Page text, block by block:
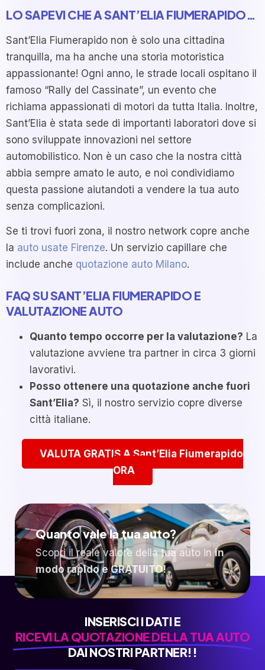
LO SAPEVI CHE A SANT’ELIA FIUMERAPIDO…
Sant’Elia Fiumerapido non è solo una cittadina
tranquilla, ma ha anche una storia motoristica
appassionante! Ogni anno, le strade locali ospitano il
famoso “Rally del Cassinate”, un evento che
richiama appassionati di motori da tutta Italia. Inoltre,
Sant’Elia è stata sede di importanti laboratori dove si
sono sviluppate innovazioni nel settore
automobilistico. Non è un caso che la nostra città
abbia sempre amato le auto, e noi condividiamo
questa passione aiutandoti a vendere la tua auto
senza complicazioni.
Se ti trovi fuori zona, il nostro network copre anche
la auto usate Firenze. Un servizio capillare che
include anche quotazione auto Milano.
FAQ SU SANT’ELIA FIUMERAPIDO E
VALUTAZIONE AUTO
Quanto tempo occorre per la valutazione? La
valutazione avviene tra partner in circa 3 giorni
lavorativi.
Posso ottenere una quotazione anche fuori
Sant’Elia? Sì, il nostro servizio copre diverse
città italiane.
VALUTA GRATIS A Sant’Elia Fiumerapido
ORA
Quanto vale la tua auto?
Scopri il reale valore della tua auto inin
modo rapido e GRATUITO!
INSERISCI I DATI E
RICEVI LA QUOTAZIONE DELLA TUA AUTO
DAI NOSTRI PARTNER!!